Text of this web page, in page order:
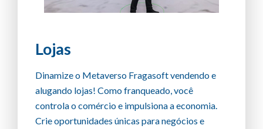
Lojas
Dinamize o Metaverso Fragasoft vendendo e
alugando lojas! Como franqueado, você
controla o comércio e impulsiona a economia.
Crie oportunidades únicas para negócios e